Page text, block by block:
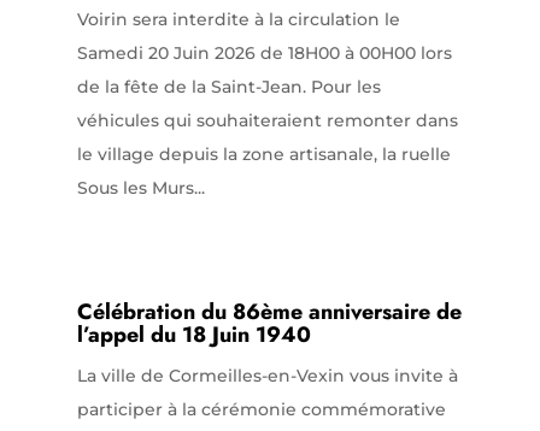
Voirin sera interdite à la circulation le
Samedi 20 Juin 2026 de 18H00 à 00H00 lors
de la fête de la Saint-Jean. Pour les
véhicules qui souhaiteraient remonter dans
le village depuis la zone artisanale, la ruelle
Sous les Murs...
Célébration du 86ème anniversaire de
l’appel du 18 Juin 1940
La ville de Cormeilles-en-Vexin vous invite à
participer à la cérémonie commémorative